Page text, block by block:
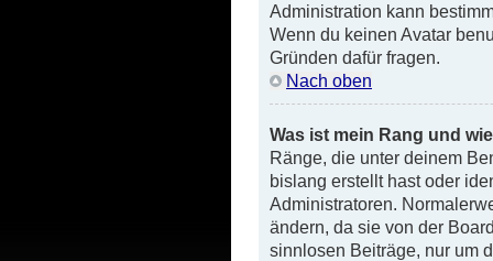
Administration kann
Wenn du keinen Avatar
Gründen dafür fragen.
Nach oben
Was ist mein Rang und
Ränge, die unter deinem
bislang erstellt hast oder
Administratoren.
ändern, da sie von der
sinnlosen Beiträge, nur um